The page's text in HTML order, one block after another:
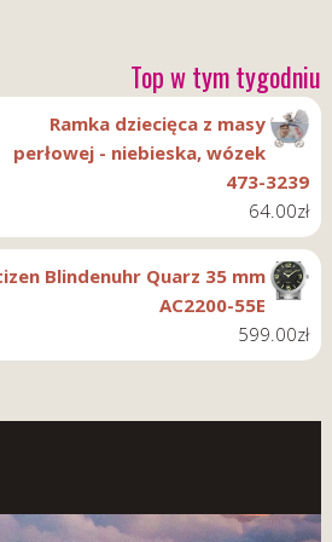
Top w tym tygodniu
Ramka dziecięca z masy
perłowej - niebieska, wózek
473-3239
64.00zł
Blindenuhr Quarz 35 mm
AC2200-55E
599.00zł